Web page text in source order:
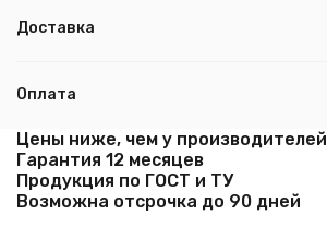
Доставка
Оплата
Цены ниже, чем у производителей
Гарантия 12 месяцев
Продукция по ГОСТ и ТУ
Возможна отсрочка до 90 дней